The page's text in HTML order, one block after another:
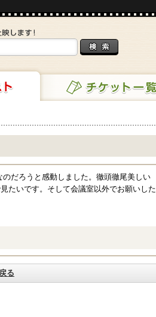
チケット一覧
だろうと感動しました。徹頭徹尾美しい
たいです。そして会議室以外でお願いした
る